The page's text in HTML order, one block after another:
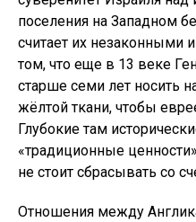
поселения на Западном
считает их незаконными
том, что еще в 13 веке
старше семи лет носить
жёлтой ткани, чтобы
Глубокие там
«традиционные
не стоит сбрасывать со
Отношения между